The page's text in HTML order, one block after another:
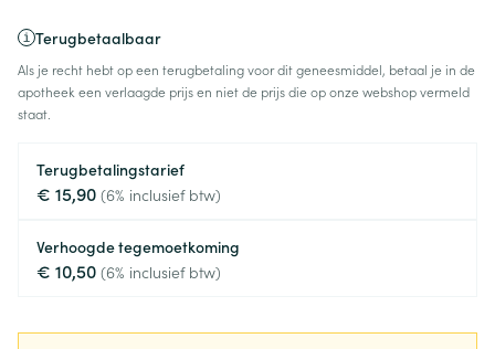
Terugbetaalbaar
Als je recht hebt op een terugbetaling voor dit geneesmiddel, betaal je in de
apotheek een verlaagde prijs en niet de prijs die op onze webshop vermeld
staat.
Terugbetalingstarief
€ 15,90 (6% inclusief btw)
Verhoogde tegemoetkoming
€ 10,50 (6% inclusief btw)